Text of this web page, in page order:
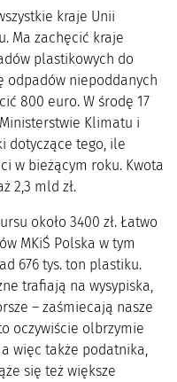
kraje Unii
Ma zachęcić kraje
plastikowych do
odpadów niepoddanych
800 euro. W środę 17
Klimatu i
dotyczące tego, ile
w bieżącym roku. Kwota
2,3 mld zł.
około 3400 zł. Łatwo
MKiŚ Polska w tym
676 tys. ton plastiku.
trafiają na wysypiska,
– zaśmiecają nasze
oczywiście olbrzymie
więc także podatnika,
się też większe